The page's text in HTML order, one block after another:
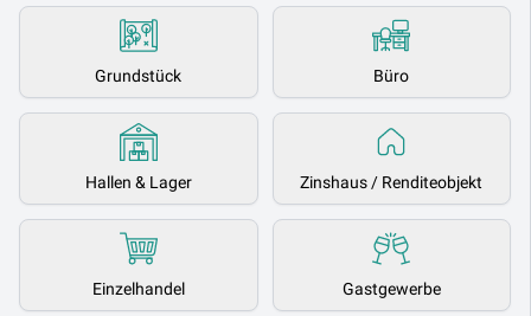
Grundstück Büro
Hallen & Lager Zinshaus / Renditeobjekt
Einzelhandel Gastgewerbe